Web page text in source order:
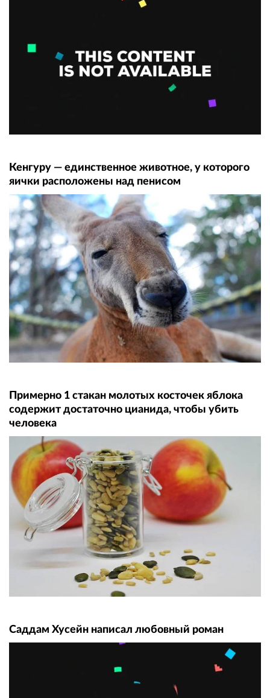
Кенгуру — единственное животное, у которого
яички расположены над пенисом
Примерно 1 стакан молотых косточек яблока
содержит достаточно цианида, чтобы убить
человека
Саддам Хусейн написал любовный роман